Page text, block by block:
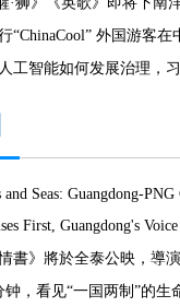
“ChinaCool” 外国游客在
钟，看见“一国两制”的生